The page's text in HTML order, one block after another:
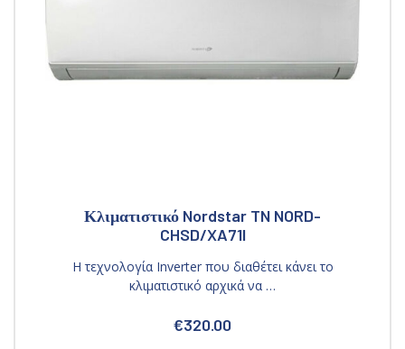
Κλιματιστικό Nordstar TN NORD-
CHSD/XA71I
Η τεχνολογία Inverter που διαθέτει κάνει το
κλιματιστικό αρχικά να …
€320.00